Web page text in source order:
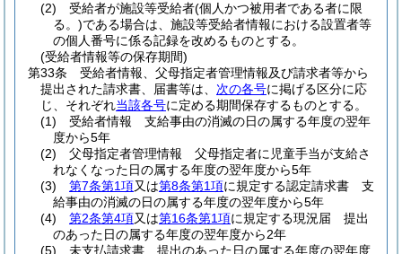
(2)
受給者が施設等受給者(個人かつ被用者である者に限
る。)である場合は、施設等受給者情報における設置者等
の個人番号に係る記録を改めるものとする。
(受給者情報等の保存期間)
第33条
受給者情報、父母指定者管理情報及び請求者等から
提出された請求書、届書等は、 次の各号に掲げる区分に応
じ、それぞれ当該各号に定める期間保存するものとする。
(1)
受給者情報 支給事由の消滅の日の属する年度の翌年
度から5年
(2)
父母指定者管理情報 父母指定者に児童手当が支給さ
れなくなった日の属する年度の翌年度から5年
(3)
第7条第1項又は第8条第1項に規定する認定請求書 支
給事由の消滅の日の属する年度の翌年度から5年
(4)
第2条第4項又は第16条第1項に規定する現況届 提出
のあった日の属する年度の翌年度から2年
(5)
未支払請求書 提出のあった日の属する年度の翌年度